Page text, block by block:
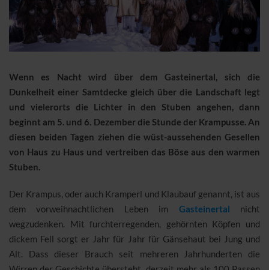
Wenn es Nacht wird über dem Gasteinertal, sich die
Dunkelheit einer Samtdecke gleich über die Landschaft legt
und vielerorts die Lichter in den Stuben angehen, dann
beginnt am 5. und 6. Dezember die Stunde der Krampusse. An
diesen beiden Tagen ziehen die wüst-aussehenden Gesellen
von Haus zu Haus und vertreiben das Böse aus den warmen
Stuben.
Der Krampus, oder auch Kramperl und Klaubauf genannt, ist aus
dem vorweihnachtlichen Leben im Gasteinertal nicht
wegzudenken. Mit furchterregenden, gehörnten Köpfen und
dickem Fell sorgt er Jahr für Jahr für Gänsehaut bei Jung und
Alt. Dass dieser Brauch seit mehreren Jahrhunderten die